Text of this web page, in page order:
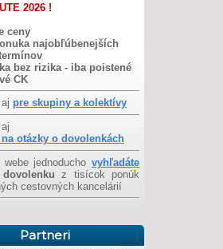
2026 !
ceny
najobľúbenejších
bez rizika - iba poistené
CK
pre skupiny a kolektívy
otázky o dovolenkách
jednoducho vyhľadáte
z tisícok ponúk
cestovných kancelárií
Partneri